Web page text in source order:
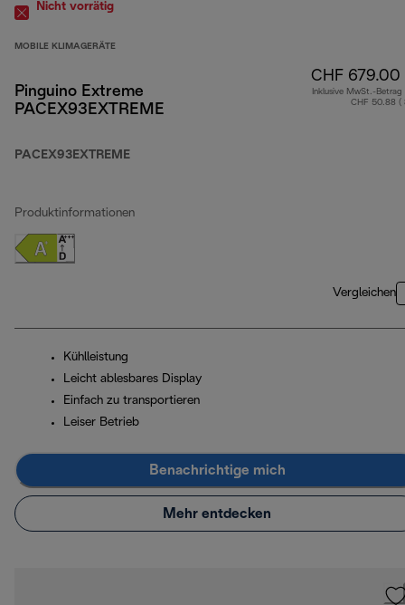
Nicht vorrätig
MOBILE KLIMAGERÄTE
Pinguino Extreme
PACEX93EXTREME
PACEX93EXTREME
CHF 679.00
Inklusive MwSt.-Betrag
CHF 50.88 (
Produktinformationen
Vergleichen
Kühlleistung
Leicht ablesbares Display
Einfach zu transportieren
Leiser Betrieb
Benachrichtige mich
Mehr entdecken